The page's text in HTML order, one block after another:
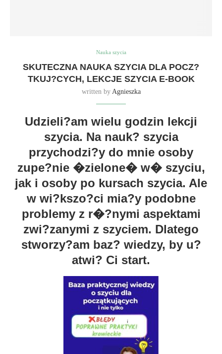
Nauka szycia
SKUTECZNA NAUKA SZYCIA DLA POCZ?
TKUJ?CYCH, LEKCJE SZYCIA E-BOOK
written by Agnieszka
Udzieli?am wielu godzin lekcji
szycia. Na nauk? szycia
przychodzi?y do mnie osoby
zupe?nie �zielone� w� szyciu,
jak i osoby po kursach szycia. Ale
w wi?kszo?ci mia?y podobne
problemy z r�?nymi aspektami
zwi?zanymi z szyciem. Dlatego
stworzy?am baz? wiedzy, by u?
atwi? Ci start.